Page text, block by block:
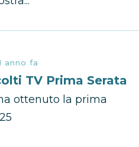
anno fa
TV Prima Serata
ottenuto la prima